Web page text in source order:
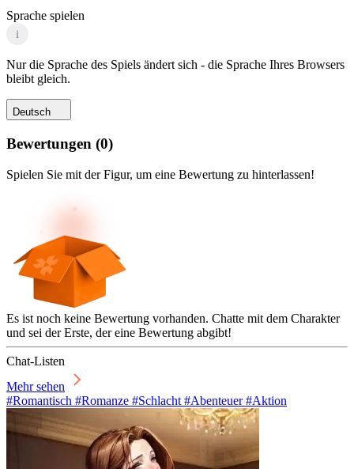
Sprache spielen
i
Nur die Sprache des Spiels ändert sich - die Sprache Ihres Browsers
bleibt gleich.
Deutsch
Bewertungen (0)
Spielen Sie mit der Figur, um eine Bewertung zu hinterlassen!
Es ist noch keine Bewertung vorhanden. Chatte mit dem Charakter
und sei der Erste, der eine Bewertung abgibt!
Chat-Listen
Mehr sehen
#Romantisch #Romanze #Schlacht #Abenteuer #Aktion